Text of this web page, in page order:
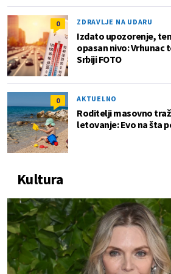
0 ZDRAVLJE NA UDARU
Izdato upozorenje,
opasan nivo:
Srbiji FOTO
0 AKTUELNO
Roditelji masovno
letovanje: Evo na šta
Kultura